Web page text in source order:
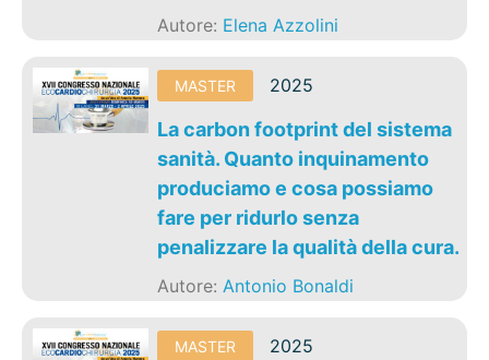
Autore: Elena Azzolini
MASTER 2025
La carbon footprint del sistema
sanità. Quanto inquinamento
produciamo e cosa possiamo
fare per ridurlo senza
penalizzare la qualità della cura.
Autore:Antonio Bonaldi
MASTER 2025